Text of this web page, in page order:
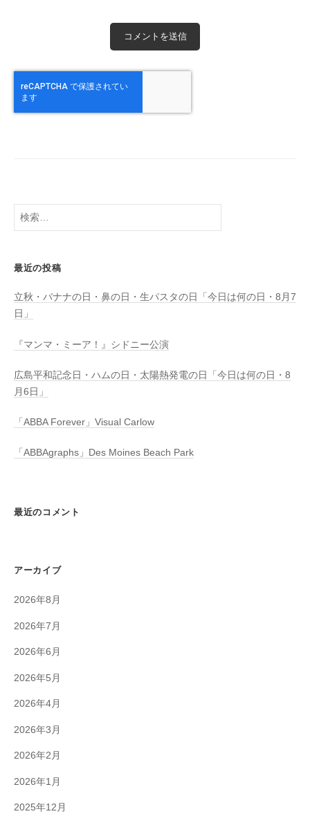
検
最近の投稿
立秋・バナナの日・鼻の日・生パスタの日「今日は何の日・8月7
日」
『マンマ・ミーア！』シドニー公演
広島平和記念日・ハムの日・太陽熱発電の日「今日は何の日・8
月6日」
「ABBA Forever」Visual Carlow
「ABBAgraphs」Des Moines Beach Park
最近のコメント
アーカイブ
2026年8月
2026年7月
2026年6月
2026年5月
2026年4月
2026年3月
2026年2月
2026年1月
2025年12月